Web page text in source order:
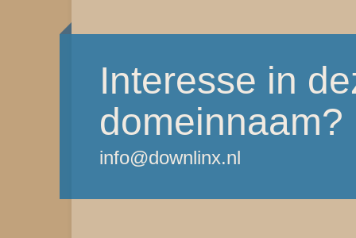
Interesse in
domeinnaam?
info@downlinx.nl